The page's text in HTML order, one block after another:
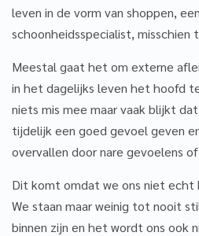
leven in de vorm van shoppen,
schoonheidsspecialist, misschien
Meestal gaat het om externe
in het dagelijks leven het hoofd
niets mis mee maar vaak blijkt
tijdelijk een goed gevoel geven
overvallen door nare gevoelens
Dit komt omdat we ons niet echt
We staan maar weinig tot nooit
binnen zijn en het wordt ons ook